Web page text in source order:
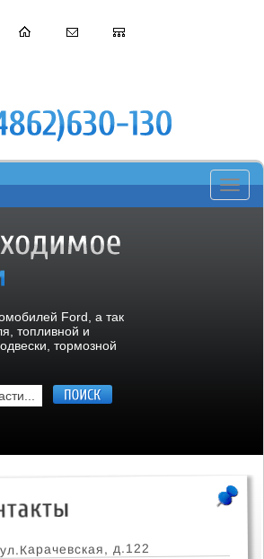
Toggle
Ford, а так
топливной и
тормозной
д.122